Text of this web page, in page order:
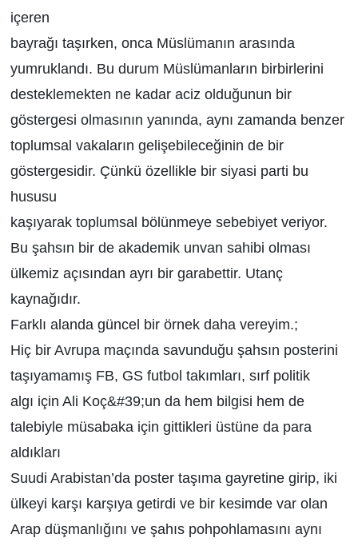
içeren
bayrağı taşırken, onca Müslümanın arasında
yumruklandı. Bu durum Müslümanların birbirlerini
desteklemekten ne kadar aciz olduğunun bir
göstergesi olmasının yanında, aynı zamanda benzer
toplumsal vakaların gelişebileceğinin de bir
göstergesidir. Çünkü özellikle bir siyasi parti bu
hususu
kaşıyarak toplumsal bölünmeye sebebiyet veriyor.
Bu şahsın bir de akademik unvan sahibi olması
ülkemiz açısından ayrı bir garabettir. Utanç
kaynağıdır.
Farklı alanda güncel bir örnek daha vereyim.;
Hiç bir Avrupa maçında savunduğu şahsın posterini
taşıyamamış FB, GS futbol takımları, sırf politik
algı için Ali Koç&#39;un da hem bilgisi hem de
talebiyle müsabaka için gittikleri üstüne da para
aldıkları
Suudi Arabistan’da poster taşıma gayretine girip, iki
ülkeyi karşı karşıya getirdi ve bir kesimde var olan
Arap düşmanlığını ve şahıs pohpohlamasını aynı